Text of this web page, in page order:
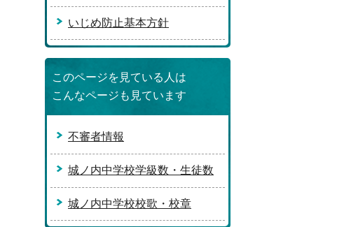
いじめ防止基本方針
このページを見ている人は
こんなページも見ています
不審者情報
城ノ内中学校学級数・生徒数
城ノ内中学校校歌・校章